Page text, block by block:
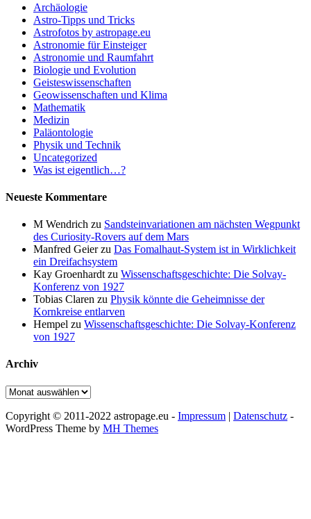
Archäologie
Astro-Tipps und Tricks
Astrofotos by astropage.eu
Astronomie für Einsteiger
Astronomie und Raumfahrt
Biologie und Evolution
Geisteswissenschaften
Geowissenschaften und Klima
Mathematik
Medizin
Paläontologie
Physik und Technik
Uncategorized
Was ist eigentlich…?
Neueste Kommentare
M Wendrich zu Sandsteinvariationen am nächsten Wegpunkt
des Curiosity-Rovers auf dem Mars
Manfred Geierzu Das Fomalhaut-System ist in Wirklichkeit
ein Dreifachsystem
Kay Groenhardt zu Wissenschaftsgeschichte: Die Solvay-
Konferenz von 1927
Tobias Claren zu Physik könnte die Geheimnisse der
Kornkreise entlarven
Hempel zu Wissenschaftsgeschichte: Die Solvay-Konferenz
von 1927
Archiv
Archiv
Copyright © 2011-2022 astropage.eu - Impressum | Datenschutz -
WordPress Theme by MH Themes